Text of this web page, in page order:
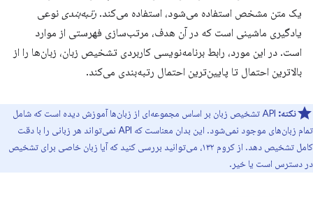
یک متن مشخص استفاده می‌شود، استفاده می‌کند. رتبه‌بندی نوعی
یادگیری ماشینی است که در آن هدف، مرتب‌سازی فهرستی از موارد
است. در این مورد، رابط برنامه‌نویسی کاربردی تشخیص زبان، زبان‌ها را از
بالاترین احتمال تا پایین‌ترین احتمال رتبه‌بندی می‌کند.
نکته:
API تشخیص زبان بر اساس مجموعه‌ای از زبان‌ها آموزش دیده است که شامل
تمام زبان‌های موجود نمی‌شود. این بدان معناست که API نمی‌تواند هر زبانی را با دقت
کامل تشخیص دهد. از کروم ۱۳۲، می‌توانید بررسی کنید که آیا زبان خاصی برای تشخیص
در دسترس است یا خیر.